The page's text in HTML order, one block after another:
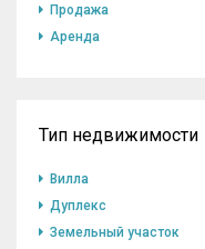
Продажа
Аренда
Тип недвижимости
Вилла
Дуплекс
Земельный участок